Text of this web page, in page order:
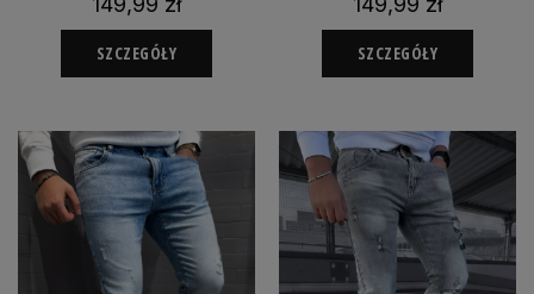
SZCZEGÓŁY SZCZEGÓŁY